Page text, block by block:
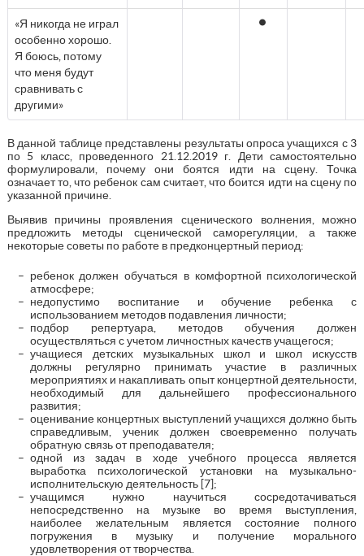
«Я никогда не играл
особенно хорошо.
Я боюсь, потому
что меня будут
сравнивать с
другими»
В данной таблице представлены результаты опроса учащихся с 3
по 5 класс, проведенного 21.12.2019 г. Дети самостоятельно
формулировали, почему они боятся идти на сцену. Точка
означает то, что ребенок сам считает, что боится идти на сцену по
указанной причине.
Выявив причины проявления сценического волнения, можно
предложить методы сценической саморегуляции, а также
некоторые советы по работе в предконцертный период:
ребенок должен обучаться в комфортной психологической
атмосфере;
недопустимо воспитание и обучение ребенка с
использованием методов подавления личности;
подбор репертуара, методов обучения должен
осуществляться с учетом личностных качеств учащегося;
учащиеся детских музыкальных школ и школ искусств
должны регулярно принимать участие в различных
мероприятиях и накапливать опыт концертной деятельности,
необходимый для дальнейшего профессионального
развития;
оценивание концертных выступлений учащихся должно быть
справедливым, ученик должен своевременно получать
обратную связь от преподавателя;
одной из задач в ходе учебного процесса является
выработка психологической установки на музыкально-
исполнительскую деятельность [7];
учащимся нужно научиться сосредотачиваться
непосредственно на музыке во время выступления,
наиболее желательным является состояние полного
погружения в музыку и получение морального
удовлетворения от творчества.